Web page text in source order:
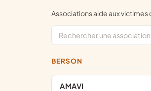
Associations aide aux
BERSON
AMAVI